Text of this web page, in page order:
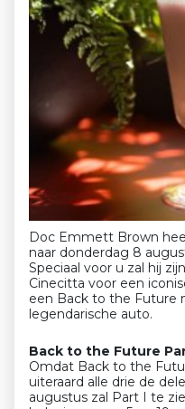
Doc Emmett Brown
naar donderdag 8
Speciaal voor u zal hij
Cinecitta voor een
een Back to the Future
legendarische auto.
Back to the Future
Omdat Back to the
uiteraard alle drie de
augustus zal Part I te